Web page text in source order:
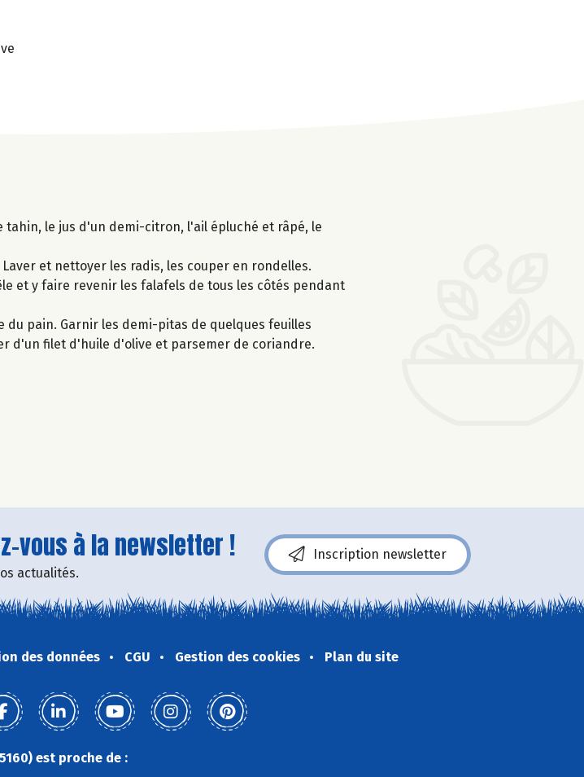
tahin, le jus d'un demi-citron, l'ail épluché et râpé, le
et nettoyer les radis, les couper en rondelles.
et y faire revenir les falafels de tous les côtés pendant
du pain. Garnir les demi-pitas de quelques feuilles
d'un filet d'huile d'olive et parsemer de coriandre.
vous à la newsletter !
actualités.
Inscription newsletter
des données CGU Gestion des cookies Plan du site
est proche de :